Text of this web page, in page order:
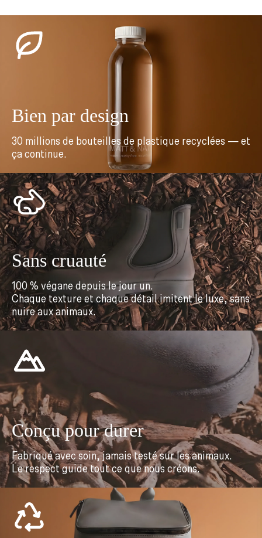
Bien par design
30 millions de bouteilles de plastique recyclées — et
ça continue.
Sans cruauté
100 % végane depuis le jour un.
Chaque texture et chaque détail imitent le luxe, sans
nuire aux animaux.
Conçu pour durer
Fabriqué avec soin, jamais testé sur les animaux.
Le respect guide tout ce que nous créons.